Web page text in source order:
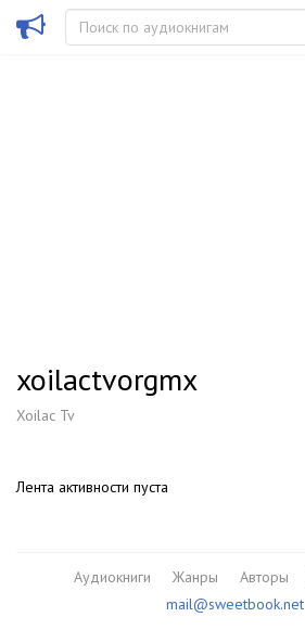
xoilactvorgmx
Xoilac Tv
Лента активности пуста
Аудиокниги Жанры Авторы
mail@sweetbook.net